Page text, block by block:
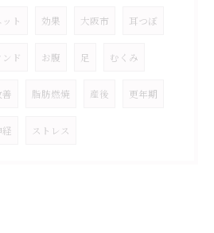
ト 効果 大阪市 耳つぼ
ンド お腹 足 むくみ
善 脂肪燃焼 産後 更年期
経 ストレス